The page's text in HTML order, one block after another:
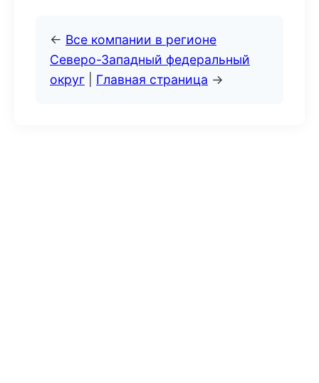
← Все компании в регионе
Северо-Западный федеральный
округ
Главная страница →